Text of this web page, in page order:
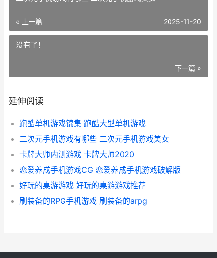
« 上一篇 2025-11-20
没有了！
下一篇 »
延伸阅读
跑酷单机游戏锦集 跑酷大型单机游戏
二次元手机游戏有哪些 二次元手机游戏美女
卡牌大师内测游戏 卡牌大师2020
恋爱养成手机游戏CG 恋爱养成手机游戏破解版
好玩的桌游游戏 好玩的桌游游戏推荐
刷装备的RPG手机游戏 刷装备的arpg